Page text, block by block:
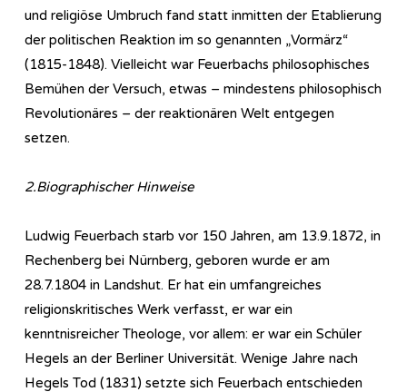
und religiöse Umbruch fand statt inmitten der Etablierung
der politischen Reaktion im so genannten „Vormärz“
(1815-1848). Vielleicht war Feuerbachs philosophisches
Bemühen der Versuch, etwas – mindestens philosophisch
Revolutionäres – der reaktionären Welt entgegen
setzen.
2.Biographischer Hinweise
Ludwig Feuerbach starb vor 150 Jahren, am 13.9.1872, in
Rechenberg bei Nürnberg, geboren wurde er am
28.7.1804 in Landshut. Er hat ein umfangreiches
religionskritisches Werk verfasst, er war ein
kenntnisreicher Theologe, vor allem: er war ein Schüler
Hegels an der Berliner Universität. Wenige Jahre nach
Hegels Tod (1831) setzte sich Feuerbach entschieden